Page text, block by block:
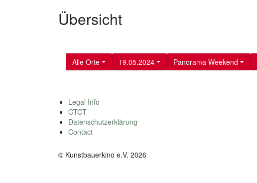
Übersicht
Alle Orte 19.05.2024 Panorama Weekend
Legal Info
GTCT
Datenschutzerklärung
Contact
© Kunstbauerkino e.V. 2026